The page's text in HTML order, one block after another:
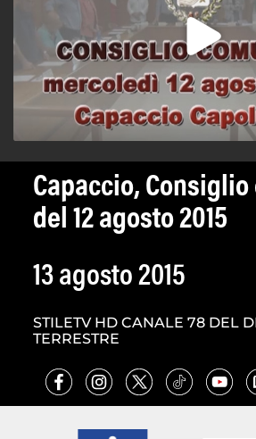
Capaccio,
del 12 agosto 2015
13 agosto 2015
STILETV HD CANALE 78 DEL
TERRESTRE